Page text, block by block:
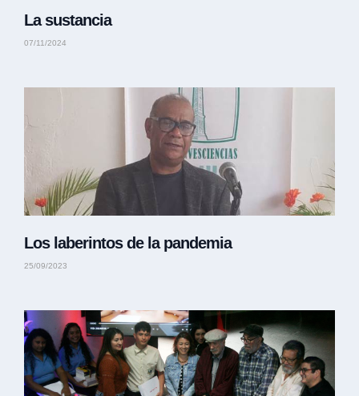
La sustancia
07/11/2024
Los laberintos de la pandemia
25/09/2023